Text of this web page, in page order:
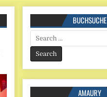
BUCHSUCHE
Search
for:
AMAURY